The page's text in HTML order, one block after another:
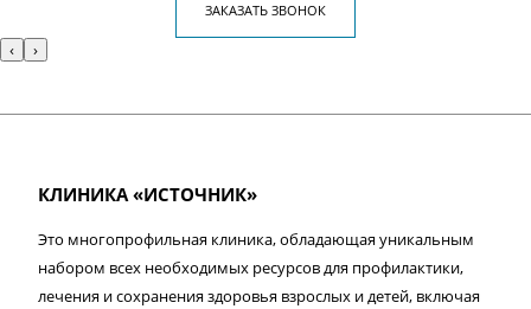
ЗАКАЗАТЬ ЗВОНОК
‹ ›
КЛИНИКА «ИСТОЧНИК»
Это многопрофильная клиника, обладающая уникальным
набором всех необходимых ресурсов для профилактики,
лечения и сохранения здоровья взрослых и детей, включая